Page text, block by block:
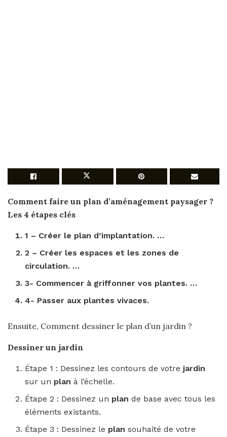
Comment faire un plan d’aménagement paysager ?
Les 4 étapes clés
1 – Créer le plan d’implantation. …
2 – Créer les espaces et les zones de
circulation. …
3- Commencer à griffonner vos plantes. …
4- Passer aux plantes vivaces.
Ensuite, Comment dessiner le plan d’un jardin ?
Dessiner un jardin
Étape 1 : Dessinez les contours de votre jardin
sur un planà l’échelle.
Étape 2 : Dessinez un plande base avec tous les
éléments existants.
Étape 3 : Dessinez le plansouhaité de votre